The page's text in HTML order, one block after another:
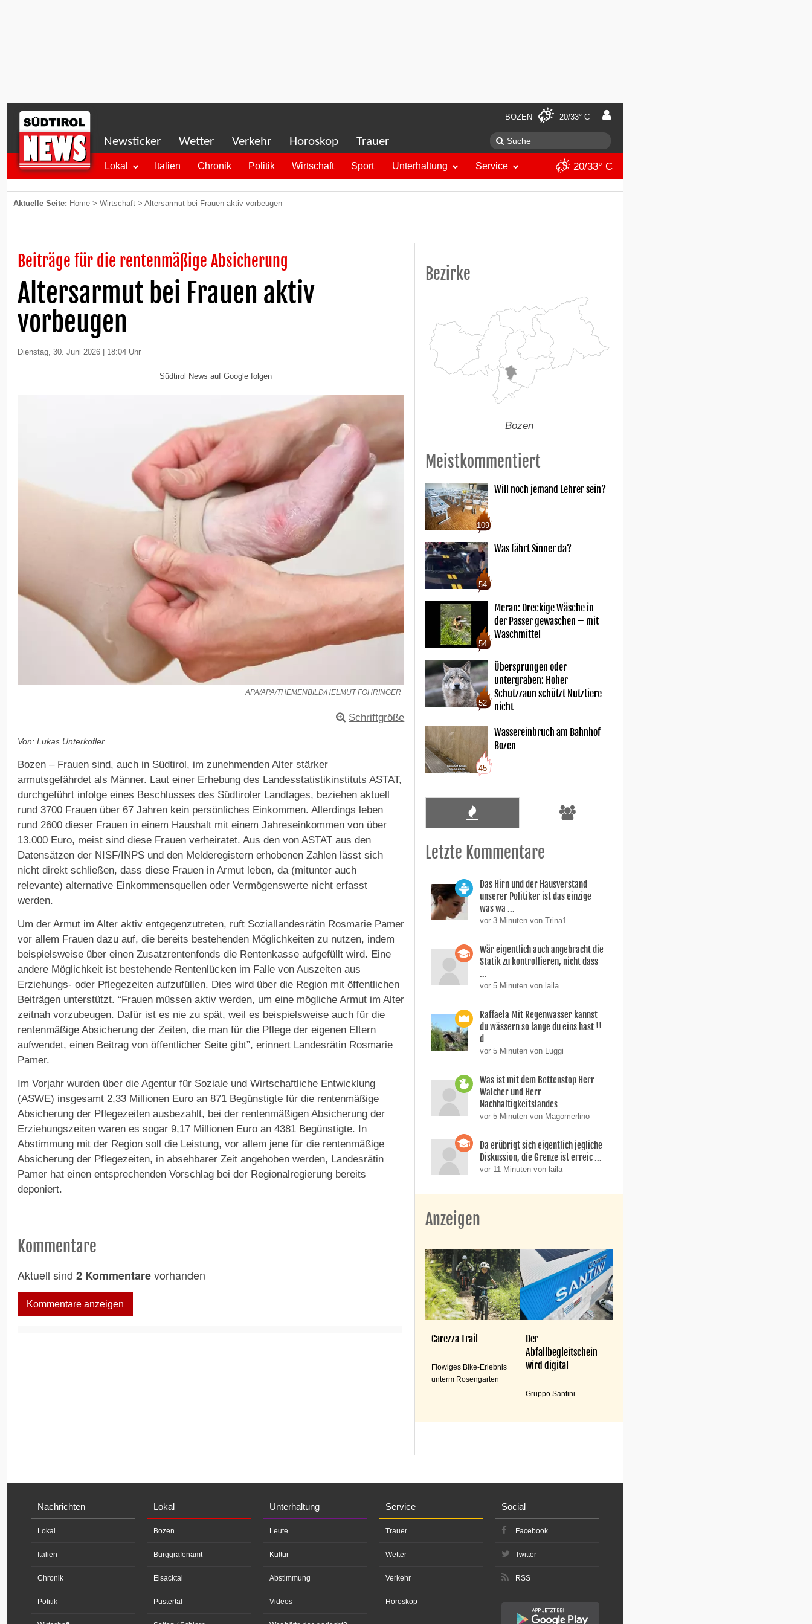
BOZEN 20/33° C
Newsticker Wetter Verkehr Horoskop Trauer
Lokal Italien Chronik Politik Wirtschaft Sport Unterhaltung Service 20/33° C
Aktuelle Seite: Home > Wirtschaft > Altersarmut bei Frauen aktiv vorbeugen
Beiträge für die rentenmäßige Absicherung
Altersarmut bei Frauen aktiv
vorbeugen
Dienstag, 30. Juni 2026 | 18:04 Uhr
Südtirol News auf Google folgen
APA/APA/THEMENBILD/HELMUT FOHRINGER
Schriftgröße
Von: Lukas Unterkofler
Bozen – Frauen sind, auch in Südtirol, im zunehmenden Alter stärker
armutsgefährdet als Männer. Laut einer Erhebung des Landesstatistikinstituts ASTAT,
durchgeführt infolge eines Beschlusses des Südtiroler Landtages, beziehen aktuell
rund 3700 Frauen über 67 Jahren kein persönliches Einkommen. Allerdings leben
rund 2600 dieser Frauen in einem Haushalt mit einem Jahreseinkommen von über
13.000 Euro, meist sind diese Frauen verheiratet. Aus den von ASTAT aus den
Datensätzen der NISF/INPS und den Melderegistern erhobenen Zahlen lässt sich
nicht direkt schließen, dass diese Frauen in Armut leben, da (mitunter auch
relevante) alternative Einkommensquellen oder Vermögenswerte nicht erfasst
werden.
Um der Armut im Alter aktiv entgegenzutreten, ruft Soziallandesrätin Rosmarie Pamer
vor allem Frauen dazu auf, die bereits bestehenden Möglichkeiten zu nutzen, indem
beispielsweise über einen Zusatzrentenfonds die Rentenkasse aufgefüllt wird. Eine
andere Möglichkeit ist bestehende Rentenlücken im Falle von Auszeiten aus
Erziehungs- oder Pflegezeiten aufzufüllen. Dies wird über die Region mit öffentlichen
Beiträgen unterstützt. “Frauen müssen aktiv werden, um eine mögliche Armut im Alter
zeitnah vorzubeugen. Dafür ist es nie zu spät, weil es beispielsweise auch für die
rentenmäßige Absicherung der Zeiten, die man für die Pflege der eigenen Eltern
aufwendet, einen Beitrag von öffentlicher Seite gibt”, erinnert Landesrätin Rosmarie
Pamer.
Im Vorjahr wurden über die Agentur für Soziale und Wirtschaftliche Entwicklung
(ASWE) insgesamt 2,33 Millionen Euro an 871 Begünstigte für die rentenmäßige
Absicherung der Pflegezeiten ausbezahlt, bei der rentenmäßigen Absicherung der
Erziehungszeiten waren es sogar 9,17 Millionen Euro an 4381 Begünstigte. In
Abstimmung mit der Region soll die Leistung, vor allem jene für die rentenmäßige
Absicherung der Pflegezeiten, in absehbarer Zeit angehoben werden, Landesrätin
Pamer hat einen entsprechenden Vorschlag bei der Regionalregierung bereits
deponiert.
Kommentare
Aktuell sind 2 Kommentarevorhanden
Kommentare anzeigen
Bezirke
Bozen
Meistkommentiert
109
Will noch jemand Lehrer sein?
54
Was fährt Sinner da?
54
Meran: Dreckige Wäsche in
der Passer gewaschen – mit
Waschmittel
52
Übersprungen oder
untergraben: Hoher
Schutzzaun schützt Nutztiere
nicht
45
Wassereinbruch am Bahnhof
Bozen
Letzte Kommentare
Das Hirn und der Hausverstand
unserer Politiker ist das einzige
was wa ...
vor 3 Minuten von Trina1
Wär eigentlich auch angebracht die
Statik zu kontrollieren, nicht dass
...
vor 5 Minuten von laila
Raffaela Mit Regenwasser kannst
du wässern so lange du eins hast !!
d ...
vor 5 Minuten von Luggi
Was ist mit dem Bettenstop Herr
Walcher und Herr
Nachhaltigkeitslandes ...
vor 5 Minuten von Magomerlino
Da erübrigt sich eigentlich jegliche
Diskussion, die Grenze ist erreic ...
vor 11 Minuten von laila
Anzeigen
Carezza Trail
Flowiges Bike-Erlebnis
unterm Rosengarten
Der
Abfallbegleitschein
wird digital
Gruppo Santini
Nachrichten
Lokal
Italien
Chronik
Politik
Lokal
Bozen
Burggrafenamt
Eisacktal
Pustertal
Unterhaltung
Leute
Kultur
Abstimmung
Videos
Service
Trauer
Wetter
Verkehr
Horoskop
Social
Facebook
Twitter
RSS